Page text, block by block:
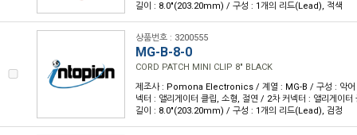
길이 : 8.0"(203.20mm) / 구성 : 1개의 리드(Lead), 적색
상품번호 : 3200555
MG-B-8-0
CORD PATCH MINI CLIP 8" BLACK
제조사 : Pomona Electronics / 계열 : MG-B / 구성 : 악어
넥터 : 앨리게이터 클립, 소형, 절연 / 2차 커넥터 : 앨리게이
길이 : 8.0"(203.20mm) / 구성 : 1개의 리드(Lead), 검정